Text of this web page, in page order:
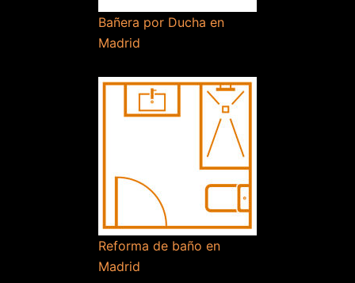
Bañera por Ducha en
Madrid
Reforma de baño en
Madrid